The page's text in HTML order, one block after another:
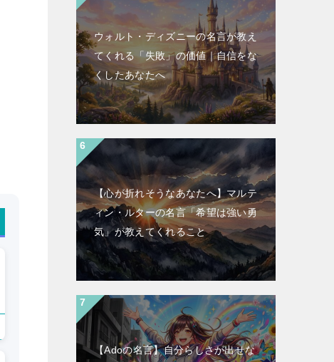
ウォルト・ディズニーの名言が教え
てくれる「失敗」の価値｜自信をな
くしたあなたへ
【心が折れそうなあなたへ】マルテ
ィン・ルターの名言「希望は強い勇
気」が教えてくれること
【Adoの名言】自分らしさが出せな